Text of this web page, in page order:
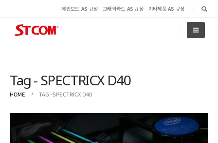
메인보드 AS 규정 그래픽카드 AS 규정 기타제품 AS 규정
Tag - SPECTRICX D40
HOME TAG -SPECTRICX D40